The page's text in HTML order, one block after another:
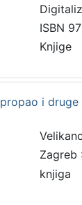
ISBN
Knjige
i
Zagreb
knjiga